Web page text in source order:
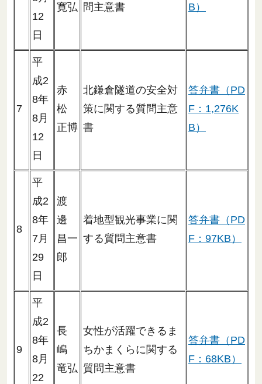
12
日
寛弘 問主意書
B）
7
平
成2
8年
8月
12
日
赤
松
正博
北鎌倉隧道の安全対
策に関する質問主意
書
答弁書（PD
F：1,276K
B）
8
平
成2
8年
7月
29
日
渡
邊
昌一
郎
着地型観光事業に関
する質問主意書
答弁書（PD
F：97KB）
9
平
成2
8年
8月
22
長
嶋
竜弘
女性が活躍できるま
ちかまくらに関する
質問主意書
答弁書（PD
F：68KB）